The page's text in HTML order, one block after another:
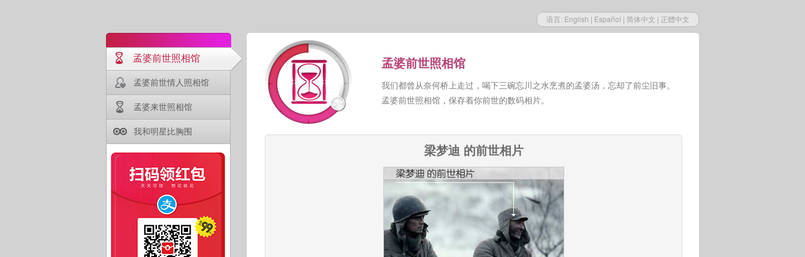
语言: English | Español | 简体中文 | 正體中文
孟婆前世照相馆
孟婆前世情人照相馆
孟婆来世照相馆
我和明星比胸围
孟婆前世照相馆
我们都曾从奈何桥上走过，喝下三碗忘川之水烹煮的孟婆汤，忘却了前尘旧事。
孟婆前世照相馆，保存着你前世的数码相片。
梁梦迪 的前世相片